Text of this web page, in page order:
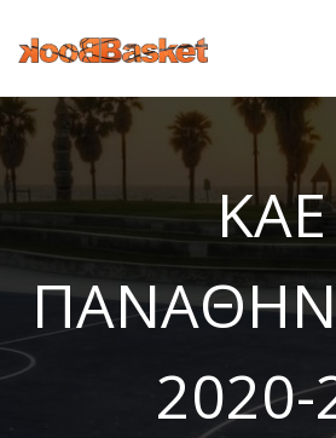
ΚΑΕ
2020-